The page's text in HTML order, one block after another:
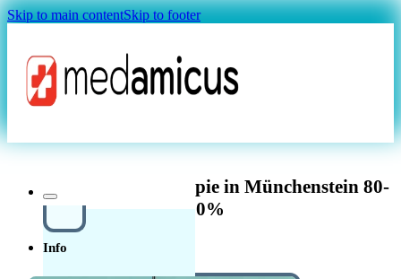
Skip to main contentSkip to footer
Magazin
Info
Fachkraft Physiotherapie in Münchenstein 80-
100%